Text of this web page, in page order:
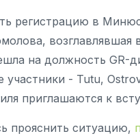
регистрацию в
возглавлявшая
на должность GR-
- Tutu,
приглашаются к
прояснить ситуацию,